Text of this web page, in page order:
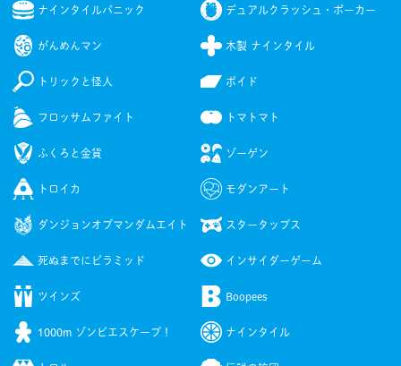
ナインタイルパニック デュアルクラッシュ・ポーカー
がんめんマン 木製 ナインタイル
トリックと怪人 ボイド
フロッサムファイト トマトマト
ふくろと金貨 ゾーゲン
トロイカ モダンアート
ダンジョンオブマンダムエイト スタータップス
死ぬまでにピラミッド インサイダーゲーム
ツインズ Boopees
1000m ゾンビエスケープ！ ナインタイル